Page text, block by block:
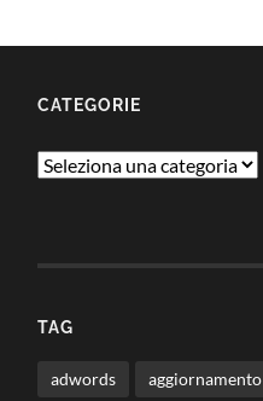
CATEGORIE
Categorie
TAG
adwords aggiornamento